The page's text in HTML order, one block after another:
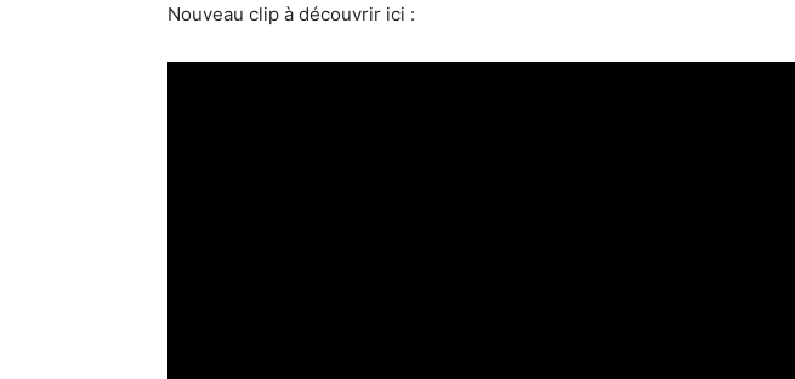
Nouveau clip à découvrir ici :